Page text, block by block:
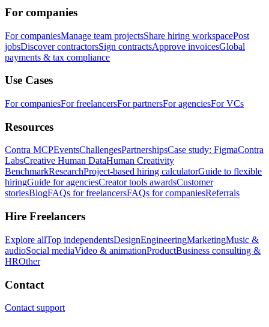
For companies
For companiesManage team projectsShare hiring workspacePost
jobsDiscover contractorsSign contractsApprove invoicesGlobal
payments & tax compliance
Use Cases
For companiesFor freelancersFor partnersFor agenciesFor VCs
Resources
Contra MCPEventsChallengesPartnershipsCase study: FigmaContra
LabsCreative Human DataHuman Creativity
BenchmarkResearchProject-based hiring calculatorGuide to flexible
hiringGuide for agenciesCreator tools awardsCustomer
storiesBlogFAQs for freelancersFAQs for companiesReferrals
Hire Freelancers
Explore allTop independentsDesignEngineeringMarketingMusic &
audioSocial mediaVideo & animationProductBusiness consulting &
HROther
Contact
Contact support